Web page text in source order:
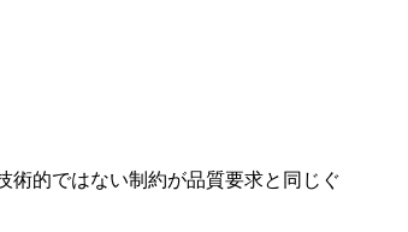
術的ではない制約が品質要求と同じぐ